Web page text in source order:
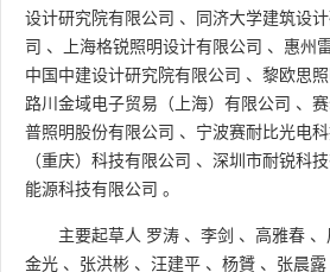
设计研究院有限公司 、
同济大学建筑设
司 、 上海格锐照明设计有限公司 、 惠州
中国中建设计研究院有限公司 、 黎欧思
路川金域电子贸易（上海）有限公司 、
普照明股份有限公司 、 宁波赛耐比光电
（重庆）科技有限公司 、 深圳市耐锐科
能源科技有限公司 。
主要起草人 罗涛 、 李剑 、 高雅春 、
金光 、 张洪彬 、 汪建平 、 杨贇 、 张晨露